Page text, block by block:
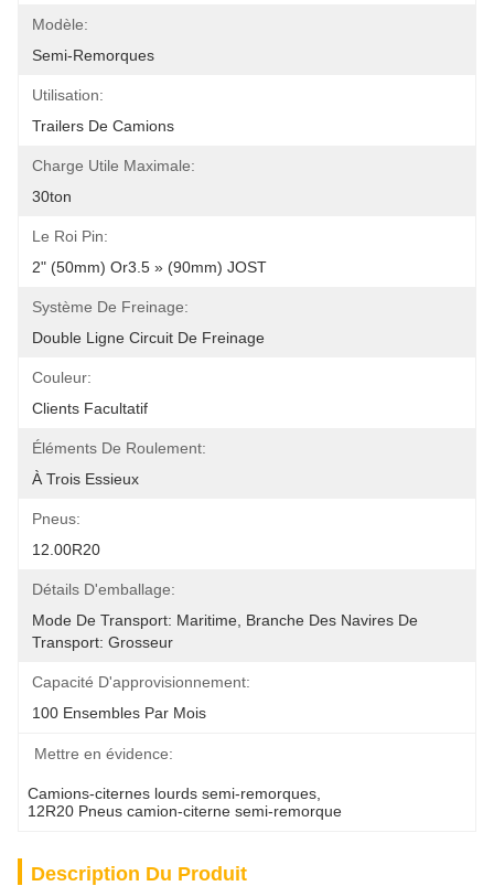
Modèle:
Semi-Remorques
Utilisation:
Trailers De Camions
Charge Utile Maximale:
30ton
Le Roi Pin:
2" (50mm) Or3.5 » (90mm) JOST
Système De Freinage:
Double Ligne Circuit De Freinage
Couleur:
Clients Facultatif
Éléments De Roulement:
À Trois Essieux
Pneus:
12.00R20
Détails D'emballage:
Mode De Transport: Maritime, Branche Des Navires De
Transport: Grosseur
Capacité D'approvisionnement:
100 Ensembles Par Mois
Mettre en évidence:
Camions-citernes lourds semi-remorques
12R20 Pneus camion-citerne semi-remorque
Description Du Produit